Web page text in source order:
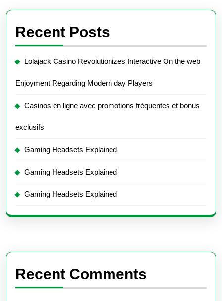
Recent Posts
Lolajack Casino Revolutionizes Interactive On the web
Enjoyment Regarding Modern day Players
Casinos en ligne avec promotions fréquentes et bonus
exclusifs
Gaming Headsets Explained
Gaming Headsets Explained
Gaming Headsets Explained
Recent Comments